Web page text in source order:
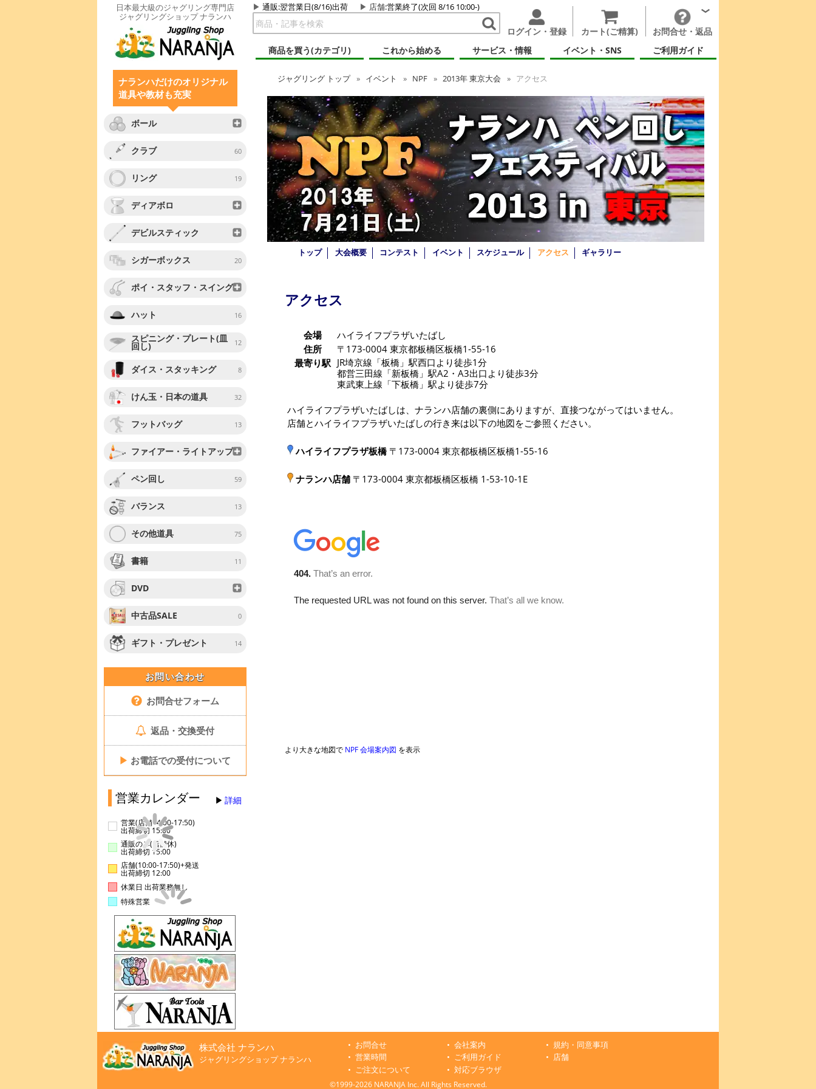
日本最大級のジャグリング専門店
ジャグリングショップ ナランハ
通販:翌営業日(8/16)出荷 店舗:営業終了(次回 8/16 10:00-)
ログイン・登録 カート(ご精算)
お問合せ・返品
商品を買う(カテゴリ)
これから始める サービス・情報 イベント・SNS ご利用ガイド
ナランハだけのオリジナル
道具や教材も充実
ボール
クラブ 60
リング 19
ディアボロ
デビルスティック
シガーボックス 20
ポイ・スタッフ・スイング
ハット 16
スピニング・プレート(皿
回し) 12
ダイス・スタッキング 8
けん玉・日本の道具 32
フットバッグ 13
ファイアー・ライトアップ
ペン回し 59
バランス 13
その他道具 75
書籍 11
DVD
中古品SALE 0
ギフト・プレゼント 14
お問い合わせ
お問合せフォーム
返品・交換受付
▶ お電話での受付について
営業カレンダー 詳細
営業(店舗14:00-17:50)
出荷締切 15:00
通販のみ(店舗休)
出荷締切 15:00
店舗(10:00-17:50)+発送
出荷締切 12:00
休業日 出荷業務無し
特殊営業
ジャグリングトップ イベント NPF 2013年 東京大会 アクセス
トップ 大会概要 コンテスト イベント スケジュール アクセス ギャラリー
アクセス
会場
ハイライフプラザいたばし
住所
〒173-0004 東京都板橋区板橋1-55-16
最寄り駅 JR埼京線「板橋」駅西口より徒歩1分
都営三田線「新板橋」駅A2・A3出口より徒歩3分
東武東上線「下板橋」駅より徒歩7分
ハイライフプラザいたばしは、ナランハ店舗の裏側にありますが、直接つながってはいません。
店舗とハイライフプラザいたばしの行き来は以下の地図をご参照ください。
ハイライフプラザ板橋 〒173-0004 東京都板橋区板橋1-55-16
ナランハ店舗 〒173-0004 東京都板橋区板橋 1-53-10-1E
より大きな地図で NPF 会場案内図 を表示
株式会社 ナランハ
ジャグリングショップ ナランハ
お問合せ 会社案内
規約・同意事項
営業時間
ご利用ガイド
店舗
ご注文について
対応ブラウザ
©1999-2026 NARANJA Inc. All Rights Reserved.